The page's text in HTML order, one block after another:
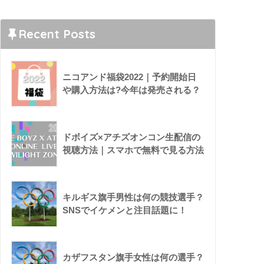
Recent Posts
ニコアンド福袋2022｜予約開始日
や購入方法は?今年は発売される？
ドボイズ×アチズオンコン生配信の
視聴方法｜スマホで無料で見る方法
キルギス旗手男性は何の競技選手？
SNSでイケメンと注目話題に！
カザフスタン旗手女性は何の選手？